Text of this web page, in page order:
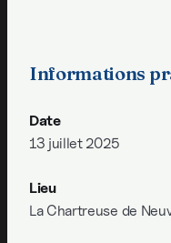
Informations
Date
13 juillet 2025
Lieu
La Chartreuse de